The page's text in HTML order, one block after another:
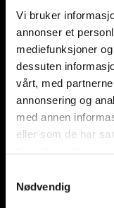
Vi bruker
annonser et
mediefunksjoner
dessuten
vårt, med
annonsering og
med annen
eller som de har
tjenestene deres.
Nødvendig
Korkea